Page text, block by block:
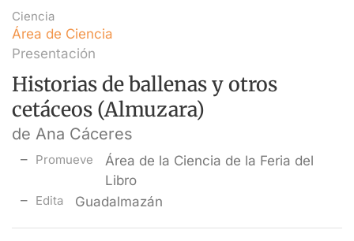
Ciencia
Área de Ciencia
Presentación
Historias de ballenas y otros
cetáceos (Almuzara)
de Ana Cáceres
Promueve
Área de la Ciencia de la Feria del
Libro
Edita Guadalmazán